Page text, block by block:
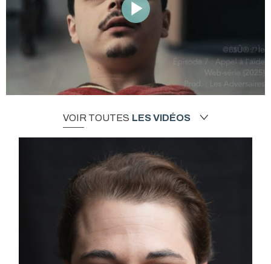
VOIR TOUTES LES VIDÉOS